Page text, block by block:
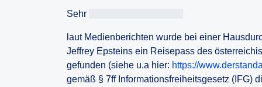
Sehr
laut Medienberichten wurde bei einer
Jeffrey Epsteins ein Reisepass des
gefunden (siehe u.a hier: https://
gemäß § 7ff Informationsfreiheitsgesetz (IFG)